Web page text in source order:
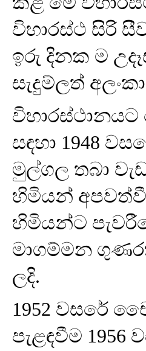
විහාරස්ථ සිරි
ඉරු දිනක ම
සැදුම්ලත්
සඳහා 1948
මුල්ගල තබා
හිමියන්
හිමියන්ට
මාගම්මන
ලදි.
1952 වසරේ
පැළඳවීම 1956